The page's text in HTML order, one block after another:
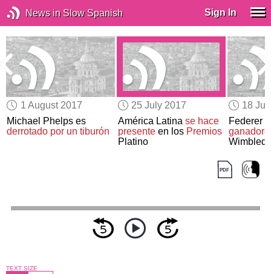
News in Slow Spanish Sign In
1 August 2017
Michael Phelps es
derrotado por un tiburón
25 July 2017
América Latina se hace
presenteen los Premios
Platino
18
Federer
TEXT SIZE